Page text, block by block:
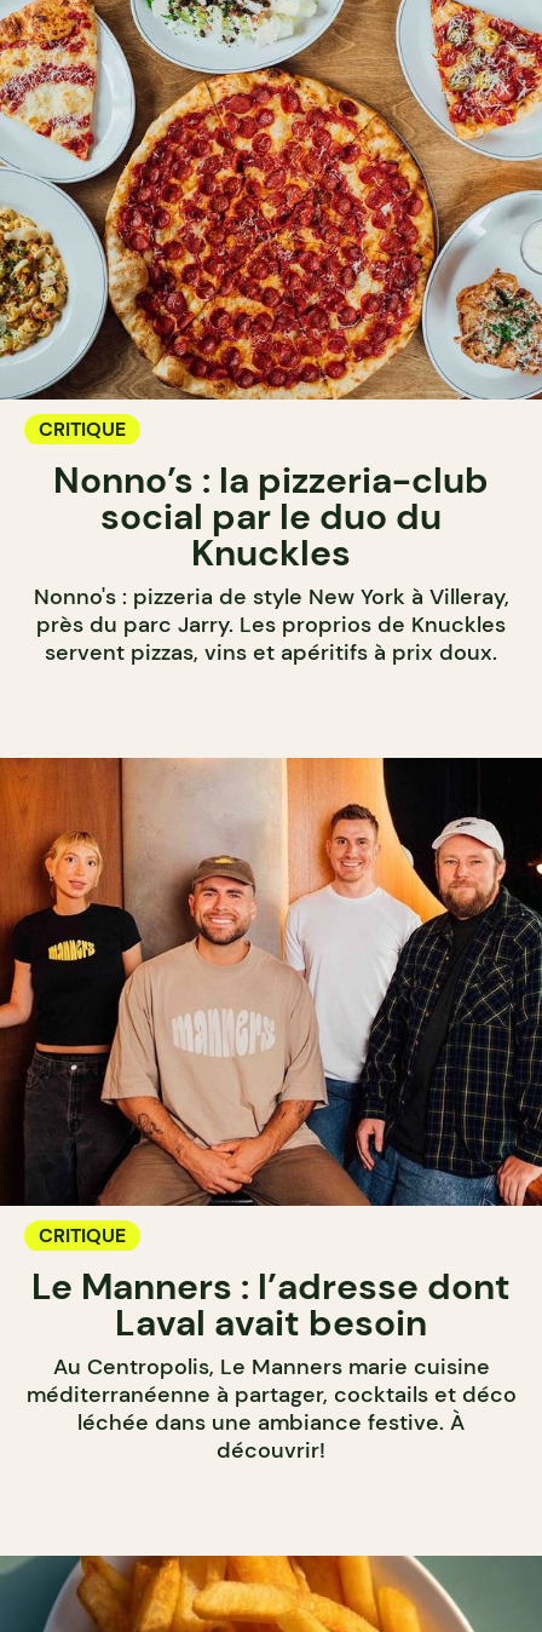
CRITIQUE
Nonno’s : la pizzeria-club
social par le duo du
Knuckles
Nonno's : pizzeria de style New York à Villeray,
près du parc Jarry. Les proprios de Knuckles
servent pizzas, vins et apéritifs à prix doux.
CRITIQUE
Le Manners : l’adresse dont
Laval avait besoin
Au Centropolis, Le Manners marie cuisine
méditerranéenne à partager, cocktails et déco
léchée dans une ambiance festive. À
découvrir!